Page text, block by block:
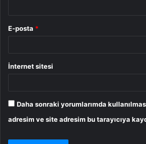
E-posta *
İnternet sitesi
Daha sonraki yorumlarımda
adresim ve site adresim bu tarayıcıya